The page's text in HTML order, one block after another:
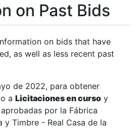
on Past Bids
on bids that have
as well as less recent past
de 2022, para obtener
a Licitaciones en curso y
por la Fábrica
y Timbre - Real Casa de la